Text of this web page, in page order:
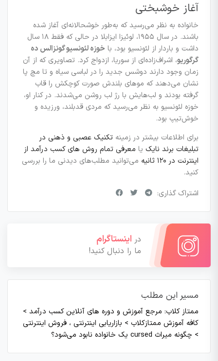
آغاز خوشبختی
خانواده به نظر می‌رسید که به‌طور خوشحالانه‌ای آغاز شده
باشند. در سال ۱۹۵۵، لوئیزا ایزابلا در حالی که فقط ۱۸ سال
داشت و باردار از لئونسیو بود، با خوزه لئونسیو گونزالس ده
گرگوریو، اشراف‌زاده‌ای از سوریا، ازدواج کرد. تصاویری که از آن
زمان وجود دارند دوشس جدید را در لباسی سیاه و تا مچ پا
نشان می‌دهند که موهای بلندش صورت کوچکش را قاب
گرفته بودند و لب‌هایش با رژ لب روشن می‌شدند. در کنار او،
خوزه لئونسیو به نظر می‌رسید که مردی قدبلند، ورزیده و
خوش‌تیپ بود.
برای اطلاعات بیشتر در زمینه تکنیک عصبی و ذهنی در
تبلیغات برند نایک یا معرفی تمام روش های کسب درآمد از
اینترنت در ۱۲۰ ثانیه
می‌توانید مطلب‌های دیدنی ما را بررسی
کنید.
اشتراک گذاری:
در اینستاگرام
ما را دنبال کنید!
مسیر این مطلب
ممتاز کلاب: مرجع آموزش و دوره های آنلاین کسب درآمد >
کافه آموزش ممتازکلاب > بازاریابی اینترنتی ، فروش اینترنتی
> چگونه میراث cursed یک خانواده نابود می‌شود؟